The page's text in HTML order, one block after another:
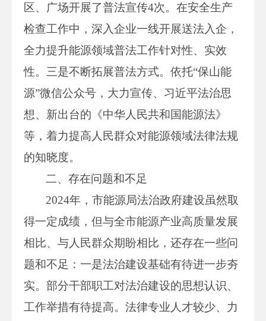
区、广场开展了普法宣传4次。在安全生产
检查工作中，深入企业一线开展送法入企，
全力提升能源领域普法工作针对性、实效
性。三是不断拓展普法方式。依托“保山能
源”微信公众号，大力宣传、习近平法治思
想、新出台的《中华人民共和国能源法》
等，着力提高人民群众对能源领域法律法规
的知晓度。
二、存在问题和不足
2024年，市能源局法治政府建设虽然取
得一定成绩，但与全市能源产业高质量发展
相比、与人民群众期盼相比，还存在一些问
题和不足：一是法治建设基础有待进一步夯
实。部分干部职工对法治建设的思想认识、
工作举措有待提高。法律专业人才较少、力